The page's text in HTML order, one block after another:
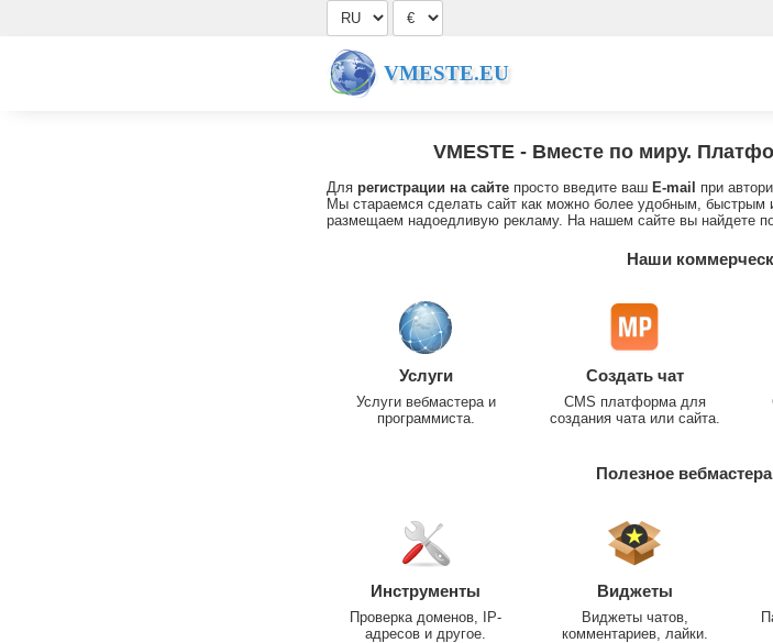
VMESTE.EU
VMESTE- Вместе по миру.
Для регистрации на сайте просто введите ваш E-mail
при
Мы стараемся сделать сайт как можно более удобным,
размещаем надоедливую рекламу. На нашем сайте вы найдете
Наши
Услуги
Услуги вебмастера и
программиста.
Создать чат
CMS платформа для
создания чата или сайта.
Полезное
Инструменты
Проверка доменов, IP-
адресов и другое.
Виджеты
Виджеты чатов,
комментариев, лайки.